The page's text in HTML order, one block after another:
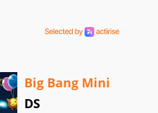
Big Bang Mini
DS